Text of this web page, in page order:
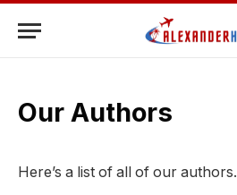
Our Authors
Here’s a list of all of our authors.